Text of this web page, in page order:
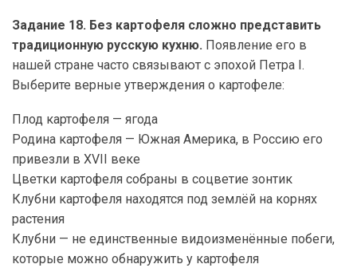
Задание 18. Без картофеля сложно представить
традиционную русскую кухню. Появление его в
нашей стране часто связывают с эпохой Петра І.
Выберите верные утверждения о картофеле:
Плод картофеля — ягода
Родина картофеля — Южная Америка, в Россию его
привезли в XVII веке
Цветки картофеля собраны в соцветие зонтик
Клубни картофеля находятся под землёй на корнях
растения
Клубни — не единственные видоизменённые побеги,
которые можно обнаружить у картофеля